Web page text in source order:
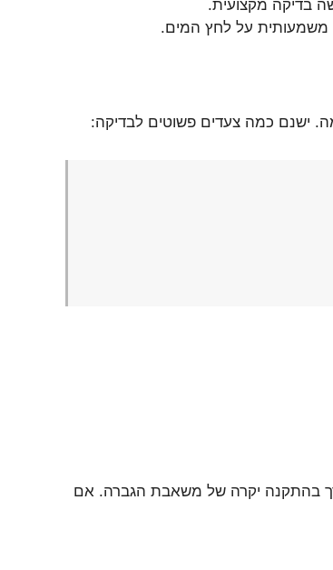
בדיקה מקצועית.
משמעותית על לחץ המים.
ישנם כמה צעדים פשוטים לבדיקה:
בהתקנה יקרה של משאבת הגברה. אם